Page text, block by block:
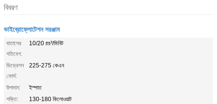
বিবরণ
ভাইব্রোফ্লোটেশন সরঞ্জাম
বাতাসের
গতিবেগ:
10/20 m³/মিনিট
ভিভ্রেশন
ফোর্স:
225-275 কেএন
উপাদান:
ইস্পাত
শক্তি:
130-180 কিলোওয়াট